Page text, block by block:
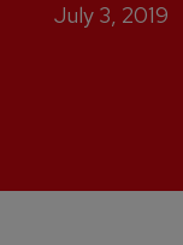
July 3, 2019